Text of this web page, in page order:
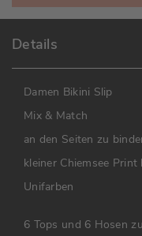
Details
Damen Bikini Slip
Mix & Match
an den Seiten zu
kleiner Chiemsee Print
Unifarben
6 Tops und 6 Hosen